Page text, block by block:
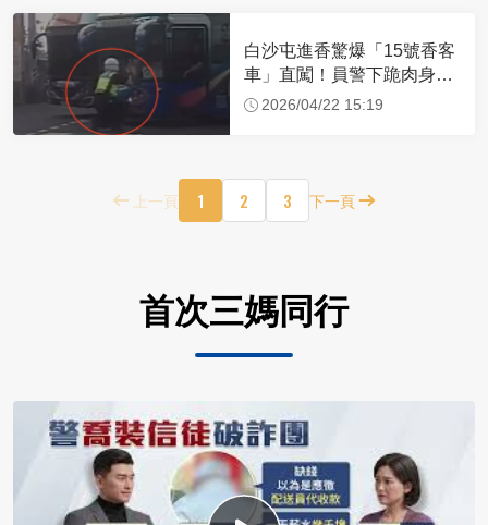
白沙屯進香驚爆「15號香客
車」直闖！員警下跪肉身擋
車：讓行人先過
2026/04/22 15:19
上一頁 1 2 3 下一頁
首次三媽同行